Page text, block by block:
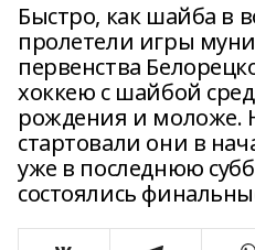
Быстро, как шайба в
пролетели игры
первенства
хоккею с шайбой
рождения и моложе.
стартовали они в
уже в последнюю
состоялись